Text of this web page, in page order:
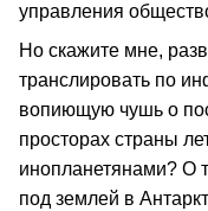
управления
Но скажите мне,
транслировать по
вопиющую чушь о
просторах страны
инопланетянами? О
под землей в